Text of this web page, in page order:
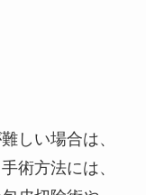
しい場合は、
術方法には、